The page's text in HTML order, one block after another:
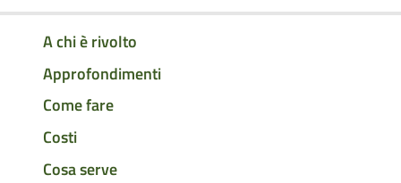
A chi è rivolto
Approfondimenti
Come fare
Costi
Cosa serve